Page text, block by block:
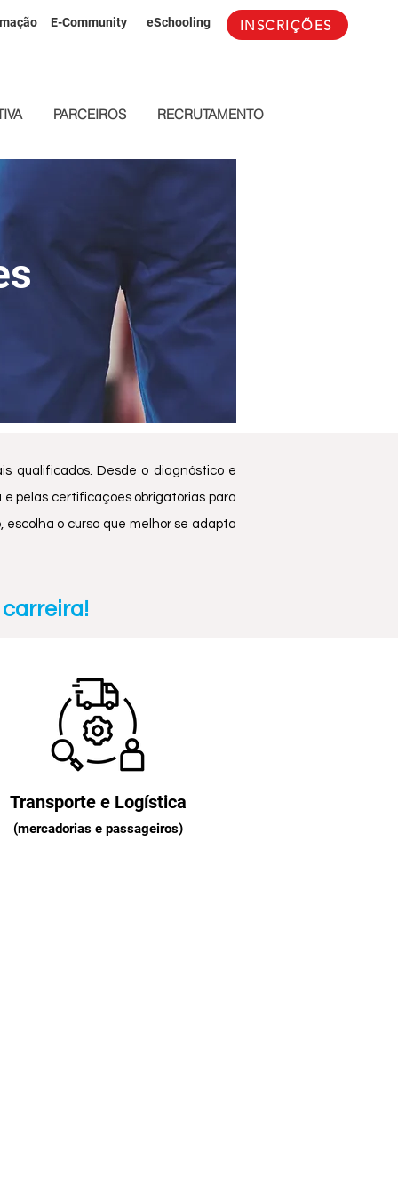
E-Community eSchooling INSCRIÇÕES
PARCEIROS RECRUTAMENTO
qualificados. Desde o diagnóstico e
pelas certificações obrigatórias para
o curso que melhor se adapta
carreira!
Transporte e Logística
(mercadorias e passageiros)